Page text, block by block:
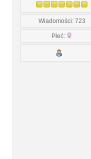
Wiadomości: 723
Płeć: